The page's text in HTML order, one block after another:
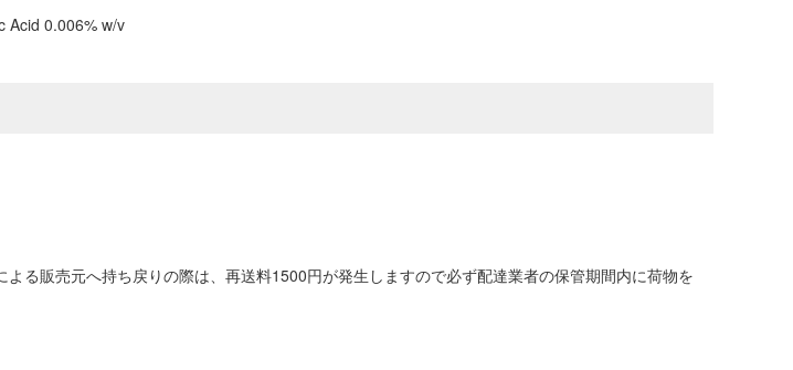
Acid 0.006% w/v
る販売元へ持ち戻りの際は、再送料1500円が発生しますので必ず配達業者の保管期間内に荷物を